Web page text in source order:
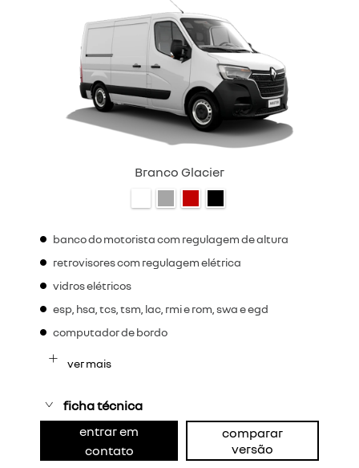
Branco Glacier
banco do motorista com regulagem de altura
retrovisores com regulagem elétrica
vidros elétricos
esp, hsa, tcs, tsm, lac, rmi e rom, swa e egd
computador de bordo
ver mais
ficha técnica
entrar em
contato
comparar
versão